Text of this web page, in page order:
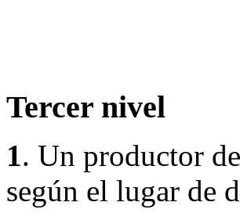
Tercer nivel
1. Un productor
según el lugar de